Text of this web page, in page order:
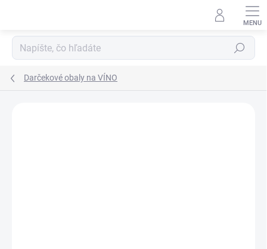
Hľadať
Darčekové obaly na VÍNO